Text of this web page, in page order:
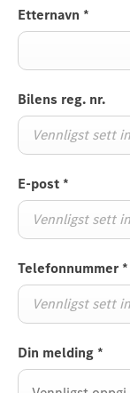
Etternavn *
Bilens reg. nr.
E-post *
Telefonnummer *
Din melding *